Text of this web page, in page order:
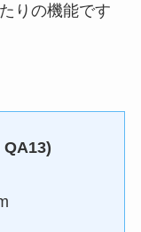
りの機能です
QA13)